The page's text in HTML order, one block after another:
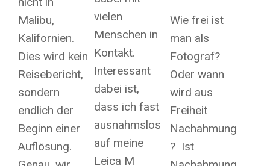
Malibu,
Kalifornien.
Dies wird kein
Reisebericht,
sondern
endlich der
Beginn einer
Auflösung.
vielen
Menschen in
Kontakt.
Interessant
dabei ist,
dass ich fast
ausnahmslos
auf meine
Leica M
Wie frei ist
man als
Fotograf?
Oder wann
wird aus
Freiheit
Nachahmung
? Ist